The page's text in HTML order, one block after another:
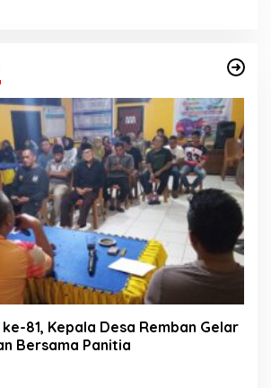
ke-81, Kepala Desa Remban Gelar
Bersama Panitia